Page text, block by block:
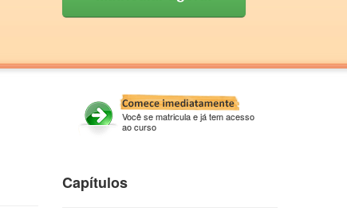
Você se matricula e já tem acesso
ao curso
Capítulos